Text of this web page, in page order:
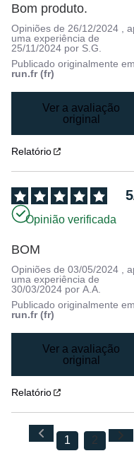
Bom produto.
Opiniões de 26/12/2024
,
uma experiência de
25/11/2024 por S.G.
Publicado originalmente
run.fr (fr)
Ver a avaliação
original
Relatório
5
Opinião verificada
BOM
Opiniões de03/05/2024 ,
uma experiência de
30/03/2024 porA.A.
Publicado originalmente
run.fr (fr)
Ver a avaliação
original
Relatório
1 2